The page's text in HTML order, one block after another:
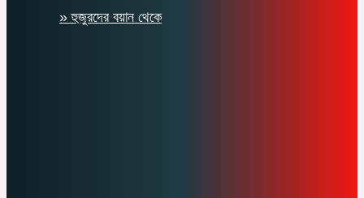
» হুজুরদের বয়ান থেকে